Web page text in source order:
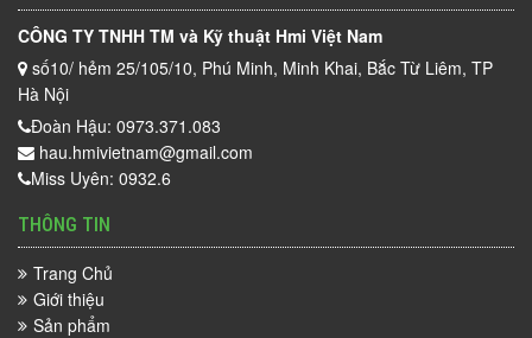
CÔNG TY TNHH TM và Kỹ thuật Hmi Việt Nam
số10/ hẻm 25/105/10, Phú Minh, Minh Khai, Bắc Từ Liêm, TP
Hà Nội
Đoàn Hậu: 0973.371.083
hau.hmivietnam@gmail.com
Miss Uyên: 0932.6
THÔNG TIN
Trang Chủ
Giới thiệu
Sản phẩm